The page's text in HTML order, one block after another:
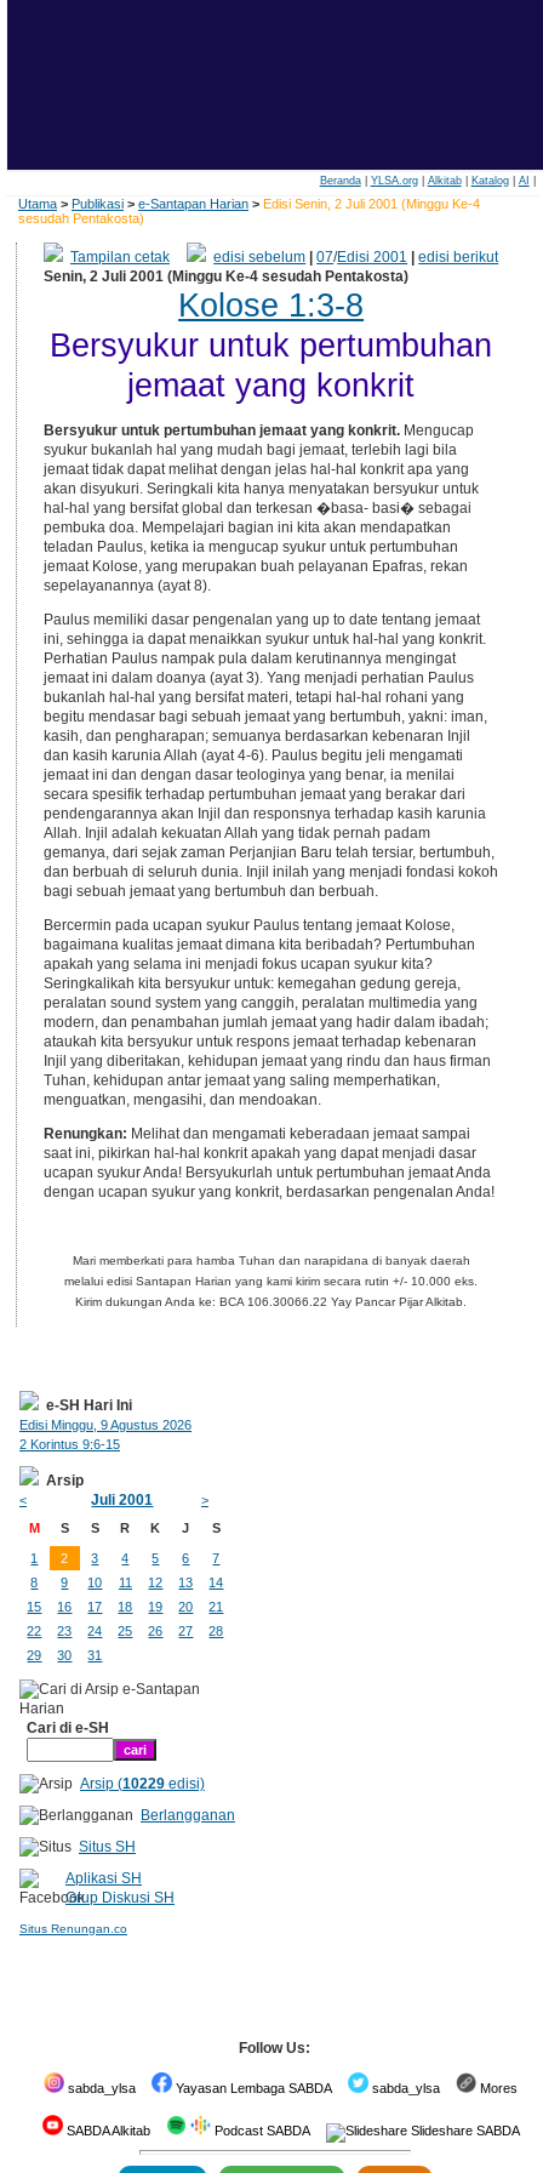
Beranda| YLSA.org| Alkitab| Katalog| AI
Utama > Publikasi > e-Santapan Harian > Edisi Senin, 2 Juli 2001 (Minggu Ke-4
sesudah Pentakosta)
Tampilan cetak edisi sebelum |07/Edisi 2001 |edisi berikut
Senin, 2 Juli 2001 (Minggu Ke-4 sesudah Pentakosta)
Kolose 1:3-8
Bersyukur untuk pertumbuhan
jemaat yang konkrit
Bersyukur untuk pertumbuhan jemaat yang konkrit.Mengucap
syukur bukanlah hal yang mudah bagi jemaat, terlebih lagi bila
jemaat tidak dapat melihat dengan jelas hal-hal konkrit apa yang
akan disyukuri. Seringkali kita hanya menyatakan bersyukur untuk
hal-hal yang bersifat global dan terkesan �basa- basi� sebagai
pembuka doa. Mempelajari bagian ini kita akan mendapatkan
teladan Paulus, ketika ia mengucap syukur untuk pertumbuhan
jemaat Kolose, yang merupakan buah pelayanan Epafras, rekan
sepelayanannya (ayat 8).
Paulus memiliki dasar pengenalan yang up to date tentang jemaat
ini, sehingga ia dapat menaikkan syukur untuk hal-hal yang konkrit.
Perhatian Paulus nampak pula dalam kerutinannya mengingat
jemaat ini dalam doanya (ayat 3). Yang menjadi perhatian Paulus
bukanlah hal-hal yang bersifat materi, tetapi hal-hal rohani yang
begitu mendasar bagi sebuah jemaat yang bertumbuh, yakni: iman,
kasih, dan pengharapan; semuanya berdasarkan kebenaran Injil
dan kasih karunia Allah (ayat 4-6). Paulus begitu jeli mengamati
jemaat ini dan dengan dasar teologinya yang benar, ia menilai
secara spesifik terhadap pertumbuhan jemaat yang berakar dari
pendengarannya akan Injil dan responsnya terhadap kasih karunia
Allah. Injil adalah kekuatan Allah yang tidak pernah padam
gemanya, dari sejak zaman Perjanjian Baru telah tersiar, bertumbuh,
dan berbuah di seluruh dunia. Injil inilah yang menjadi fondasi kokoh
bagi sebuah jemaat yang bertumbuh dan berbuah.
Bercermin pada ucapan syukur Paulus tentang jemaat Kolose,
bagaimana kualitas jemaat dimana kita beribadah? Pertumbuhan
apakah yang selama ini menjadi fokus ucapan syukur kita?
Seringkalikah kita bersyukur untuk: kemegahan gedung gereja,
peralatan sound system yang canggih, peralatan multimedia yang
modern, dan penambahan jumlah jemaat yang hadir dalam ibadah;
ataukah kita bersyukur untuk respons jemaat terhadap kebenaran
Injil yang diberitakan, kehidupan jemaat yang rindu dan haus firman
Tuhan, kehidupan antar jemaat yang saling memperhatikan,
menguatkan, mengasihi, dan mendoakan.
Renungkan: Melihat dan mengamati keberadaan jemaat sampai
saat ini, pikirkan hal-hal konkrit apakah yang dapat menjadi dasar
ucapan syukur Anda! Bersyukurlah untuk pertumbuhan jemaat Anda
dengan ucapan syukur yang konkrit, berdasarkan pengenalan Anda!
Mari memberkati para hamba Tuhan dan narapidana di banyak daerah
melalui edisi Santapan Harian yang kami kirim secara rutin +/- 10.000 eks.
Kirim dukungan Anda ke: BCA 106.30066.22 Yay Pancar Pijar Alkitab.
e-SH Hari Ini
Edisi Minggu, 9 Agustus 2026
2 Korintus 9:6-15
Arsip
< Juli 2001
>
M
S S R K J S
1 2 3 4 5 6
7
8
9 10 11 12 13
14
15
16 17 18 19 20
21
22
23 24 25 26 27
28
29
30 31
Cari di e-SH
Arsip (10229edisi)
Berlangganan
Situs SH
Aplikasi SH
Grup Diskusi SH
Situs Renungan.co
Follow Us:
sabda_ylsa Yayasan Lembaga SABDA sabda_ylsa Mores
SABDA Alkitab Podcast SABDA Slideshare SABDA